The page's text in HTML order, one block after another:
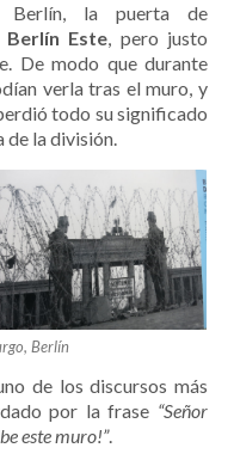
Berlín, la puerta de
Berlín Este, pero justo
De modo que durante
verla tras el muro, y
todo su significado
de la división.
Berlín
de los discursos más
por la frase “Señor
este muro!”.